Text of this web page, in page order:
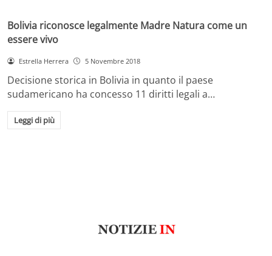
Bolivia riconosce legalmente Madre Natura come un
essere vivo
Estrella Herrera 5 Novembre 2018
Decisione storica in Bolivia in quanto il paese
sudamericano ha concesso 11 diritti legali a…
Leggi di più